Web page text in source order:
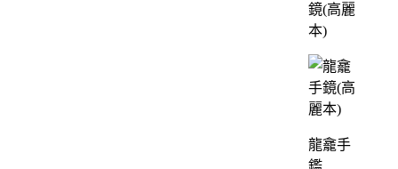
鏡(高麗
本)
龍龕手
鑑